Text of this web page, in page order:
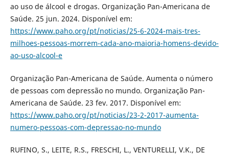
ao uso de álcool e drogas. Organização Pan-Americana de
Saúde. 25 jun. 2024. Disponível em:
https://www.paho.org/pt/noticias/25-6-2024-mais-tres-
milhoes-pessoas-morrem-cada-ano-maioria-homens-devido-
ao-uso-alcool-e
Organização Pan-Americana de Saúde. Aumenta o número
de pessoas com depressão no mundo. Organização Pan-
Americana de Saúde. 23 fev. 2017. Disponível em:
https://www.paho.org/pt/noticias/23-2-2017-aumenta-
numero-pessoas-com-depressao-no-mundo
RUFINO, S., LEITE, R.S., FRESCHI, L., VENTURELLI, V.K., DE